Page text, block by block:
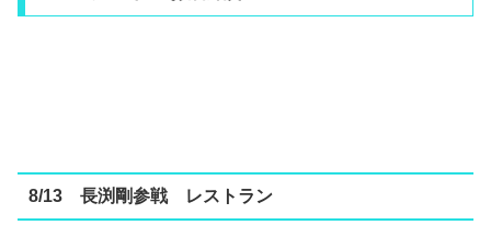
8/13 長渕剛参戦 レストラン